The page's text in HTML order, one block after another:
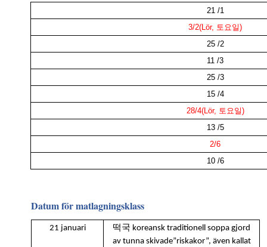
21 /1
3/2(Lör, 토요일)
25 /2
11 /3
25 /3
15 /4
28/4(Lör, 토요일)
13 /5
2/6
10 /6
Datum för matlagningsklass
21 januari 떡국 koreansk traditionell soppa gjord
av tunna skivade”riskakor”, även kallat